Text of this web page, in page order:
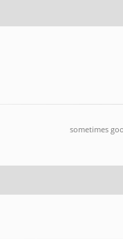
sometimes